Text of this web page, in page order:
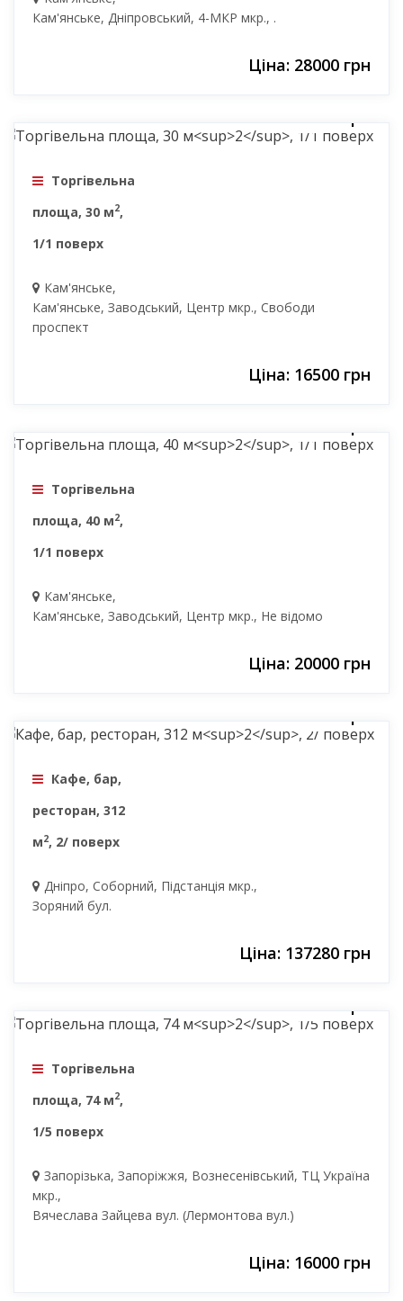
Ціна: 28000 грн
Кам'янське, Дніпровський, 4-МКР мкр., .
Ціна: 16500 грн
Торгівельна
площа, 30 м2,
1/1 поверх
Кам'янське,
Кам'янське, Заводський, Центр мкр., Свободи
проспект
Ціна: 20000 грн
Торгівельна
площа, 40 м2,
1/1 поверх
Кам'янське,
Кам'янське, Заводський, Центр мкр., Не відомо
Ціна: 137280 грн
Кафе, бар,
ресторан, 312
м2, 2/ поверх
Дніпро, Соборний, Підстанція мкр.,
Зоряний бул.
Ціна: 16000 грн
Торгівельна
площа, 74 м2,
1/5 поверх
Запорізька, Запоріжжя, Вознесенівський, ТЦ Україна
мкр.,
Вячеслава Зайцева вул. (Лермонтова вул.)